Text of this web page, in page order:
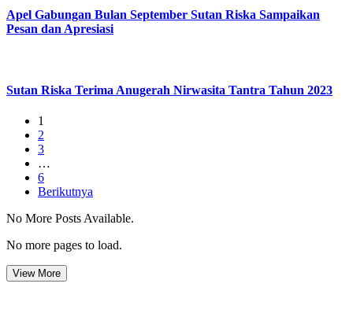
Apel Gabungan Bulan September Sutan Riska Sampaikan
Pesan dan Apresiasi
Sutan Riska Terima Anugerah Nirwasita Tantra Tahun 2023
1
2
3
…
6
Berikutnya
No More Posts Available.
No more pages to load.
View More